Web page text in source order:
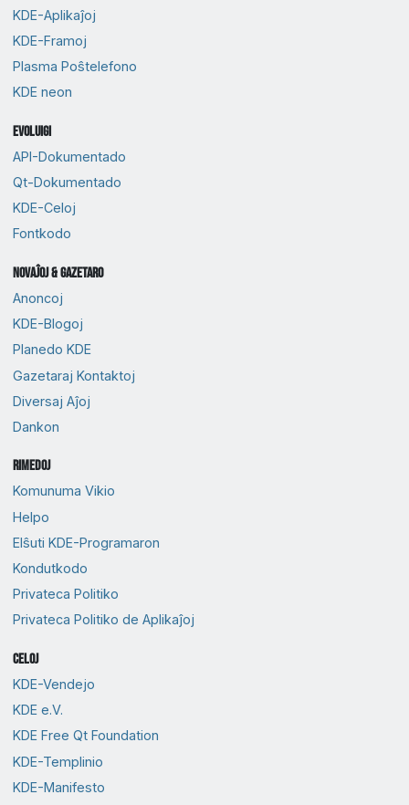
KDE-Aplikaĵoj
KDE-Framoj
Plasma Poŝtelefono
KDE neon
Evoluigi
API-Dokumentado
Qt-Dokumentado
KDE-Celoj
Fontkodo
Novaĵoj & Gazetaro
Anoncoj
KDE-Blogoj
Planedo KDE
Gazetaraj Kontaktoj
Diversaj Aĵoj
Dankon
Rimedoj
Komunuma Vikio
Helpo
Elŝuti KDE-Programaron
Kondutkodo
Privateca Politiko
Privateca Politiko de Aplikaĵoj
Celoj
KDE-Vendejo
KDE e.V.
KDE Free Qt Foundation
KDE-Templinio
KDE-Manifesto